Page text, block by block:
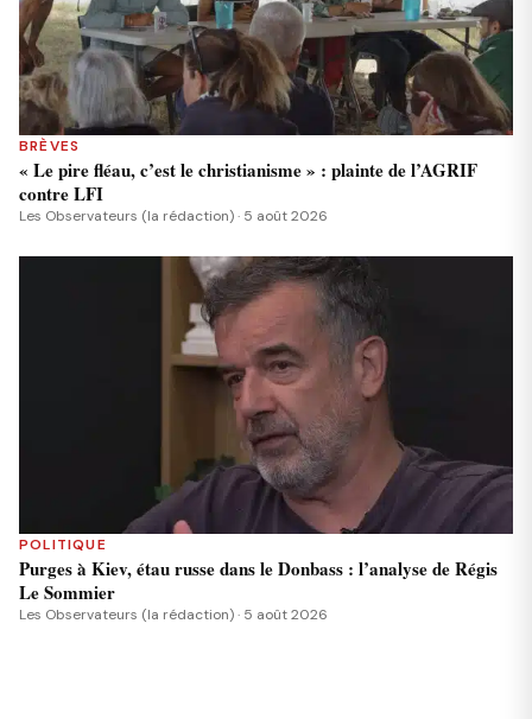
BRÈVES
« Le pire fléau, c’est le christianisme » : plainte de l’AGRIF
contre LFI
Les Observateurs (la rédaction) · 5 août 2026
POLITIQUE
Purges à Kiev, étau russe dans le Donbass : l’analyse de Régis
Le Sommier
Les Observateurs (la rédaction) · 5 août 2026